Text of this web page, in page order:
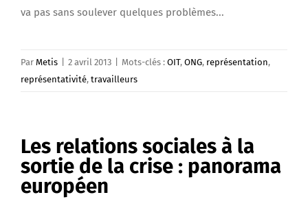
va pas sans soulever quelques problèmes...
Par Metis 2 avril 2013 Mots-clés : OIT, ONG, représentation,
représentativité, travailleurs
Les relations sociales à la
sortie de la crise : panorama
européen